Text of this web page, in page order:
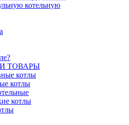
котельную
ТОВАРЫ
котлы
котлы
котлы